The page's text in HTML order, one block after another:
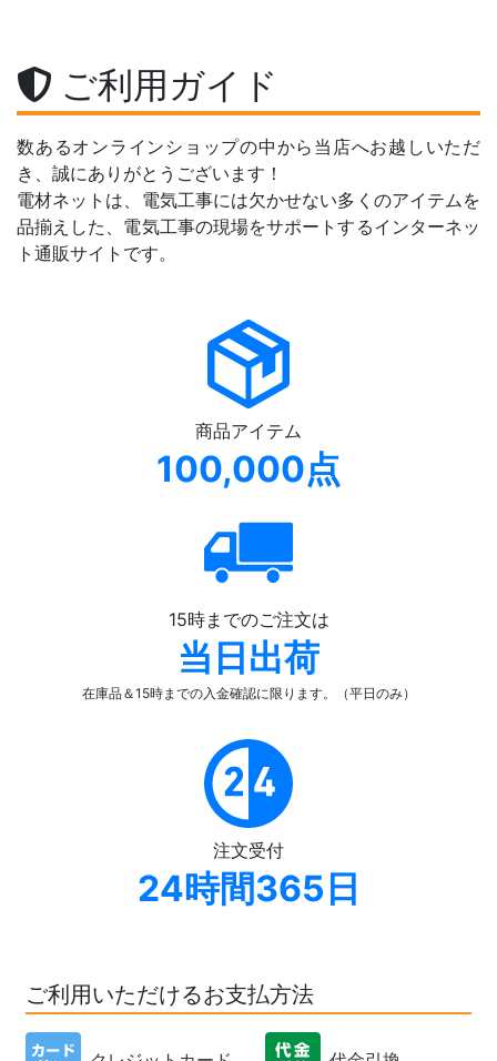
ご利用ガイド
数あるオンラインショップの中から当店へお越しいただ
き、誠にありがとうございます！
電材ネットは、電気工事には欠かせない多くのアイテムを
品揃えした、電気工事の現場をサポートするインターネッ
ト通販サイトです。
商品アイテム
100,000点
15時までのご注文は
当日出荷
在庫品＆15時までの入金確認に限ります。（平日のみ）
注文受付
24時間365日
ご利用いただけるお支払方法